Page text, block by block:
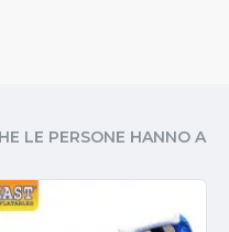
LE PERSONE HANNO